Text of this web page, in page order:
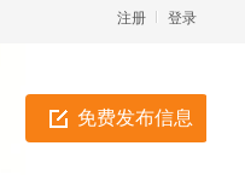
登录
注册
免费发布信息